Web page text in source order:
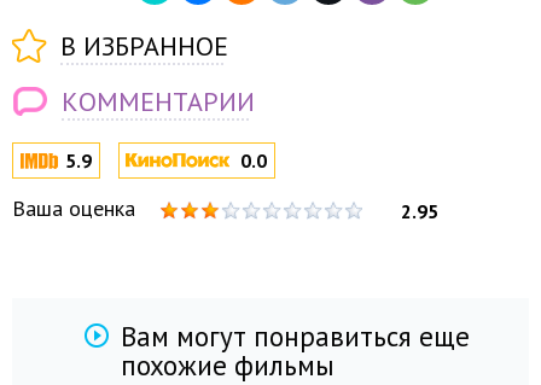
5.9 0.0
Ваша оценка 2.95
В ИЗБРАННОЕ
КОММЕНТАРИИ
Вам могут понравиться еще
похожие фильмы